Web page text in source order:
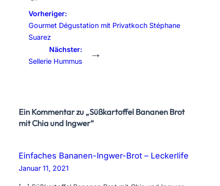
Vorheriger:
Gourmet Dégustation mit Privatkoch Stéphane
Suarez
Nächster:
Sellerie Hummus
→
Ein Kommentar zu „Süßkartoffel Bananen Brot
mit Chia und Ingwer“
Einfaches Bananen-Ingwer-Brot – Leckerlife
Januar 11, 2021